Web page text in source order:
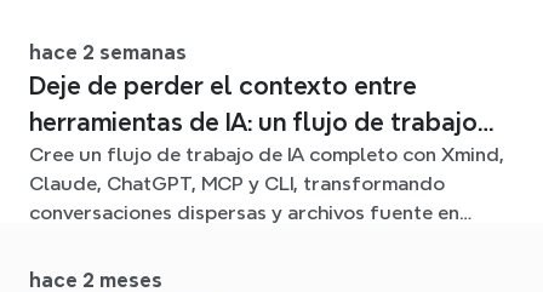
hace 2 semanas
Deje de perder el contexto entre
herramientas de IA: un flujo de trabajo
conectado con Xmind
Cree un flujo de trabajo de IA completo con Xmind,
Claude, ChatGPT, MCP y CLI, transformando
conversaciones dispersas y archivos fuente en
hace 2 meses